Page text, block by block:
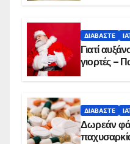
ΔΙΑΒΆΣΤΕ
Γιατί
γιορτές –
ΔΙΑΒΆΣΤΕ
Δωρεάν